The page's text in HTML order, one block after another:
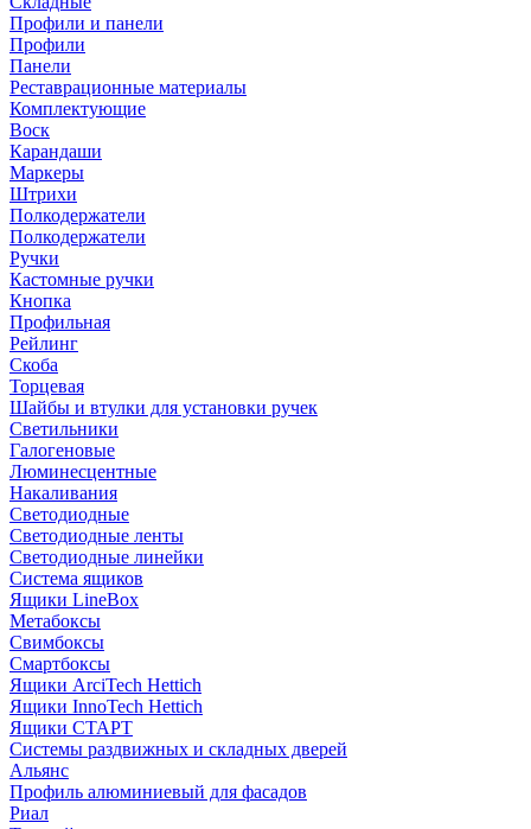
Профили и панели
Профили
Панели
Реставрационные материалы
Комплектующие
Воск
Карандаши
Маркеры
Штрихи
Полкодержатели
Полкодержатели
Ручки
Кастомные ручки
Кнопка
Профильная
Рейлинг
Скоба
Торцевая
Шайбы и втулки для установки ручек
Светильники
Галогеновые
Люминесцентные
Накаливания
Светодиодные
Светодиодные ленты
Светодиодные линейки
Система ящиков
Ящики LineBox
Метабоксы
Свимбоксы
Смартбоксы
Ящики ArciTech Hettich
Ящики InnoTech Hettich
Ящики СТАРТ
Системы раздвижных и складных дверей
Альянс
Профиль алюминиевый для фасадов
Риал